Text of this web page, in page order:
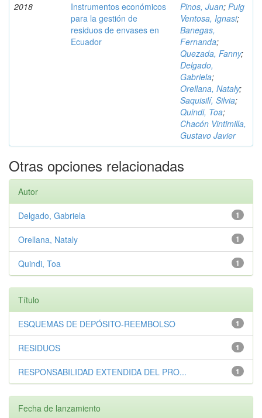
2018
Instrumentos económicos
para la gestión de
residuos de envases en
Ecuador
Pinos, Juan; Puig
Ventosa, Ignasi;
Banegas,
Fernanda;
Quezada, Fanny;
Delgado,
Gabriela;
Orellana, Nataly;
Saquisilí, Silvia;
Quindi, Toa;
Chacón Vintimilla,
Gustavo Javier
Otras opciones relacionadas
Autor
1
Delgado, Gabriela
1
Orellana, Nataly
1
Quindi, Toa
Título
1
ESQUEMAS DE DEPÓSITO-REEMBOLSO
1
RESIDUOS
1
RESPONSABILIDAD EXTENDIDA DEL PRO...
Fecha de lanzamiento